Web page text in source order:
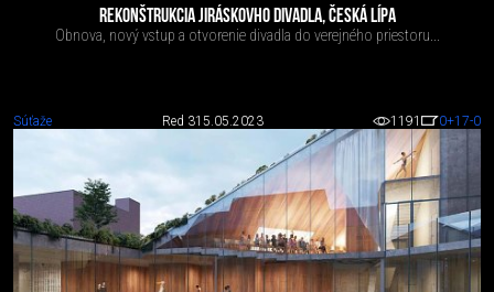
REKONŠTRUKCIA JIRÁSKOVHO DIVADLA, ČESKÁ LÍPA
Obnova, nový vstup a otvorenie divadla do verejného priestoru...
Súťaže Red 315.05.2023 1191 0+17-0